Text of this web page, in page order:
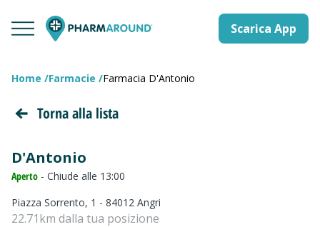
Scarica App
Home Farmacie Farmacia D'Antonio
Torna alla lista
D'Antonio
Aperto - Chiude alle 13:00
Piazza Sorrento, 1 - 84012 Angri
22.71km dalla tua posizione